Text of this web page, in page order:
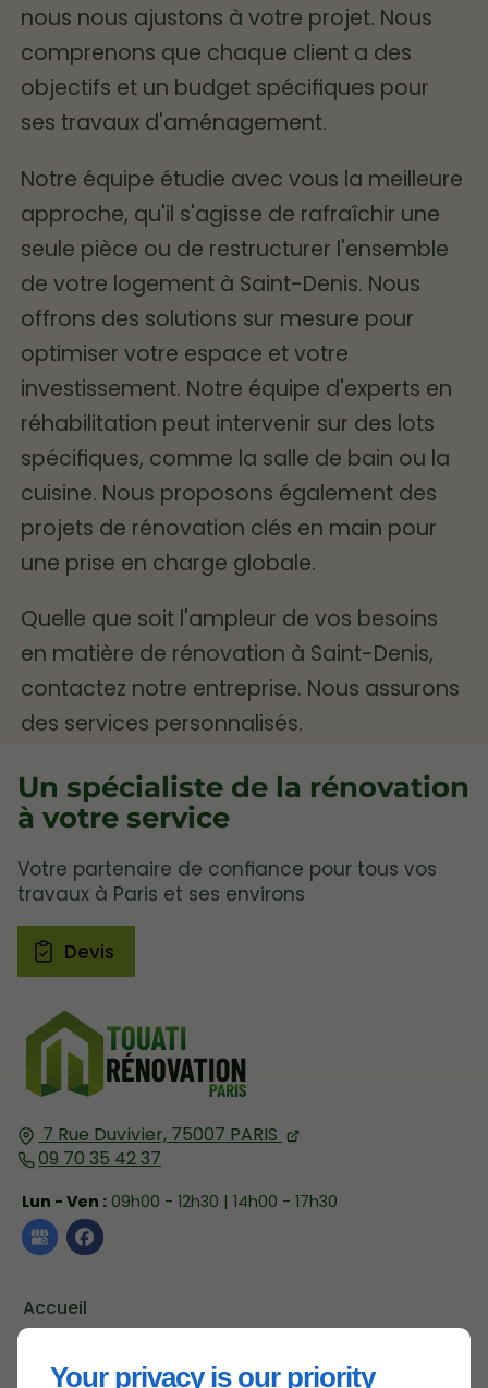
Your privacy is our priority
nous nous ajustons à votre projet. Nous
comprenons que chaque client a des
objectifs et un budget spécifiques pour
ses travaux d'aménagement.
Notre équipe étudie avec vous la meilleure
approche, qu'il s'agisse de rafraîchir une
seule pièce ou de restructurer l'ensemble
de votre logement à Saint-Denis. Nous
offrons des solutions sur mesure pour
optimiser votre espace et votre
investissement. Notre équipe d'experts en
réhabilitation peut intervenir sur des lots
spécifiques, comme la salle de bain ou la
cuisine. Nous proposons également des
projets de rénovation clés en main pour
une prise en charge globale.
Quelle que soit l'ampleur de vos besoins
en matière de rénovation à Saint-Denis,
contactez notre entreprise. Nous assurons
des services personnalisés.
7 Rue Duvivier, 75007 PARIS
09 70 35 42 37
Lun - Ven : 09h00 - 12h30 | 14h00 - 17h30
Accueil
Mentions légales
Un spécialiste de la rénovation
à votre service
Votre partenaire de confiance pour tous vos
travaux à Paris et ses environs
Devis